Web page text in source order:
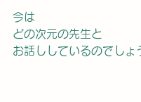
今は
どの次元の先生と
お話ししているのでし